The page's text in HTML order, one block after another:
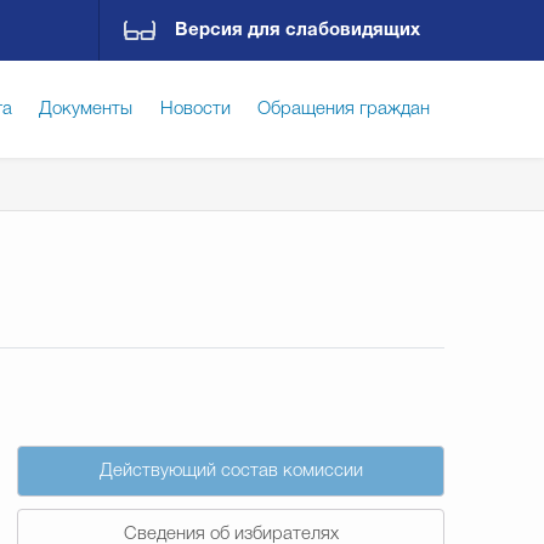
Версия для слабовидящих
Документы Новости Обращения граждан
Действующий состав комиссии
Сведения об избирателях